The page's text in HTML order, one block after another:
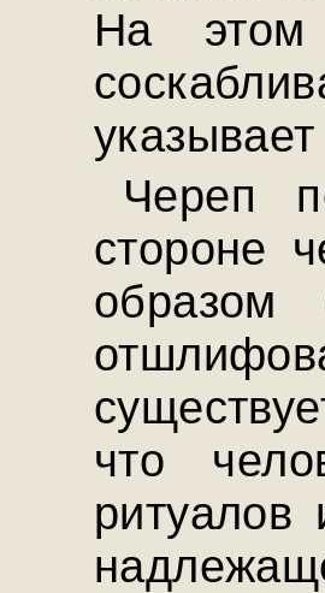
На этом
Череп
стороне
образом
что